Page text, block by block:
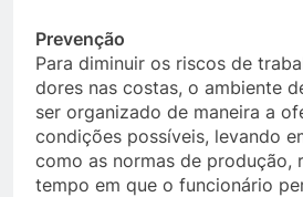
Prevenção
Para diminuir os riscos de
dores nas costas, o ambiente
ser organizado de maneira a
condições possíveis, levando
como as normas de produção,
tempo em que o funcionário